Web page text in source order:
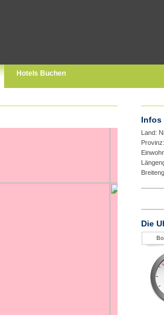
Hotels Buchen
Infos
Land:
Die